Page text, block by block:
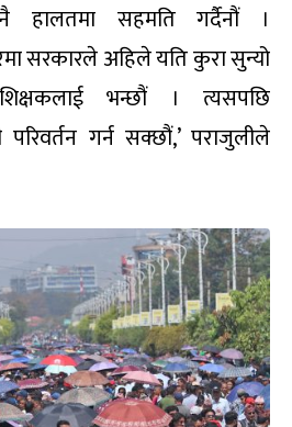
हालतमा सहमति गर्दैनौं ।
सरकारले अहिले यति कुरा सुन्यो
भन्छौं । त्यसपछि
गर्न सक्छौं,’ पराजुलीले